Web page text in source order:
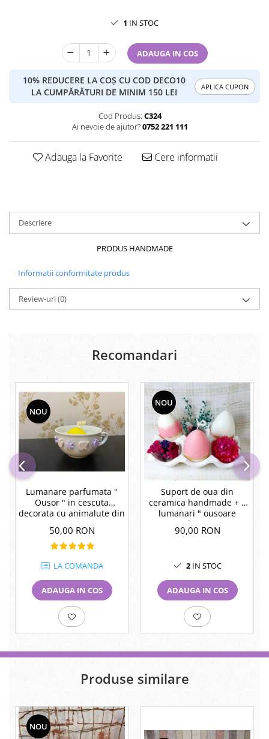
1 IN STOC
ADAUGA IN COS
10% REDUCERE LA COȘ CU COD DECO10
LA CUMPĂRĂTURI DE MINIM 150 LEI
APLICA CUPON
Cod Produs: C324
Ai nevoie de ajutor?0752 221 111
Adauga la Favorite Cere informatii
Descriere
PRODUS HANDMADE
Informatii conformitate produs
Review-uri(0)
Recomandari
NOU
Lumanare parfumata "
Ousor " in cescuta
decorata cu animalute din
ceramica.
50,00 RON
LA COMANDA
ADAUGA IN COS
NOU
Suport de oua din
ceramica handmade + 3
lumanari " ousoare
parfumate "
90,00 RON
2IN STOC
ADAUGA IN COS
Produse similare
NOU